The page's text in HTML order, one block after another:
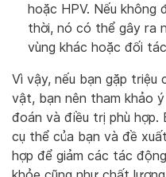
hoặc HPV. Nếu không
thời, nó có thể gây ra
vùng khác hoặc đối
Vì vậy, nếu bạn gặp triệu
vật, bạn nên tham khảo
đoán và điều trị phù hợp.
cụ thể của bạn và đề
hợp để giảm các tác